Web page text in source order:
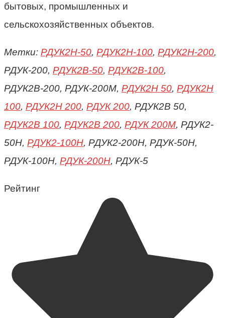
бытовых, промышленных и
сельскохозяйственных объектов.
Метки: РДУК2Н-50, РДУК2Н-100, РДУК2Н-200,
РДУК-200, РДУК2В-50, РДУК2В-100,
РДУК2В-200, РДУК-200М, РДУК2Н 50, РДУК2Н
100, РДУК2Н 200, РДУК 200, РДУК2В 50,
РДУК2В 100, РДУК2В 200, РДУК 200М, РДУК2-
50Н, РДУК2-100Н, РДУК2-200Н, РДУК-50Н,
РДУК-100Н, РДУК-200Н, РДУК-5
Рейтинг